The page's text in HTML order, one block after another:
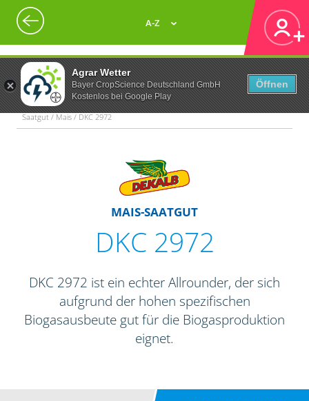
Agrar Wetter
Bayer CropScience Deutschland GmbH
Kostenlos bei Google Play
Öffnen
A-Z
Saatgut / Mais / DKC 2972
MAIS-SAATGUT
DKC 2972
DKC 2972 ist ein echter Allrounder, der sich
aufgrund der hohen spezifischen
Biogasausbeute gut für die Biogasproduktion
eignet.